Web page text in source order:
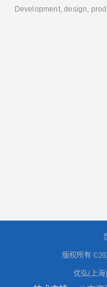
Development, design,
版权所有
优弘(上